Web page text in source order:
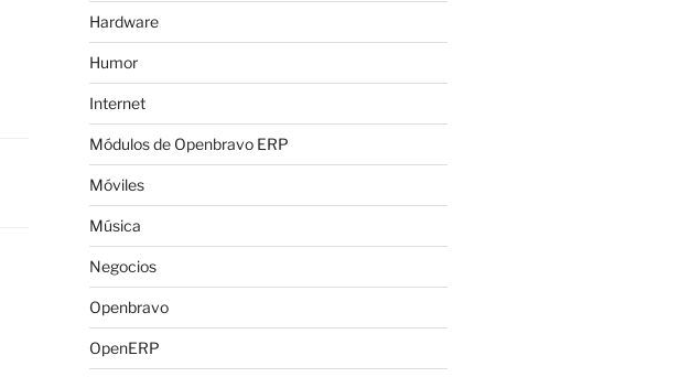
Hardware
Humor
Internet
Módulos de Openbravo ERP
Móviles
Música
Negocios
Openbravo
OpenERP